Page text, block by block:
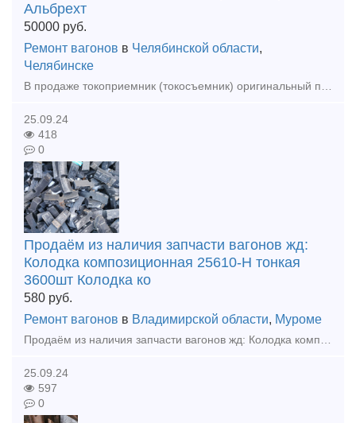
Альбрехт
50000 руб.
Ремонт вагонов в Челябинской области,
Челябинске
В продаже токоприемник (токосъемник) оригинальный производства Takraf DDR (ГДР) на портальные и плавучие краны Сокол, Альбрехт, Альбатрос, Форель, Ганц, Кондор и прочие. Есть ревизия, есть с хранения
25.09.24
418
0
Продаём из наличия запчасти вагонов жд:
Колодка композиционная 25610-Н тонкая
3600шт Колодка ко
580 руб.
Ремонт вагонов в Владимирской области, Муроме
Продаём из наличия запчасти вагонов жд: Колодка композиционная 25610-Н тонкая 3600шт Колодка композиционная 25610-Н толстая 960шт Клин ханина СЧ 35 100шт Клин тягового хомута 70шт Подвеска ма
25.09.24
597
0